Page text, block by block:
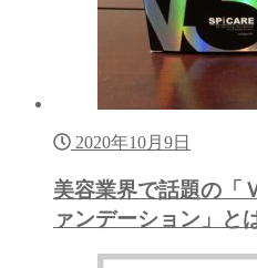
2020年10月9日
美容業界で話題の「
ァンデーション」と